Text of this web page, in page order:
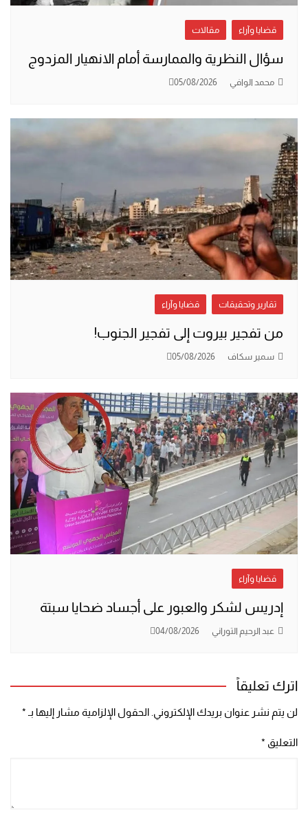
قضايا وآراء مقالات
سؤال النظرية والممارسة أمام الانهيار المزدوج
محمد الوافي 05/08/2026
تقارير وتحقيقات قضايا وآراء
من تفجير بيروت إلى تفجير الجنوب!
سمير سكاف 05/08/2026
قضايا وآراء
إدريس لشكر والعبور على أجساد ضحايا سبتة
عبد الرحيم التوراني 04/08/2026
اترك تعليقاً
لن يتم نشر عنوان بريدك الإلكتروني.الحقول الإلزامية مشار إليها بـ *
التعليق *